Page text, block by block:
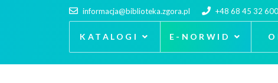
informacja@biblioteka.zgora.pl +48 68 45 32 600
KATALOGI E-NORWID